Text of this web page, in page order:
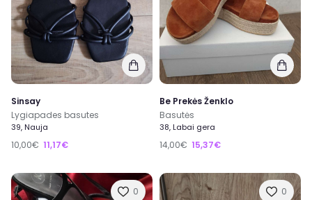
Sinsay
Lygiapades basutes
39, Nauja
10,00€ 11,17€
Be Prekės Ženklo
Basutės
38, Labai gera
14,00€ 15,37€
0 0